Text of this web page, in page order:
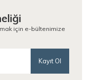
için e-bültenimize
Kayıt Ol